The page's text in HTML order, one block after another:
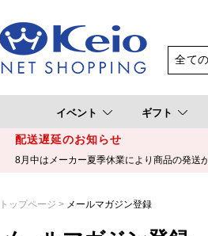
イベント ギフト
配送遅延のお知らせ
8月中はメーカー夏季休業により商品の発送
トップページ > メールマガジン登録